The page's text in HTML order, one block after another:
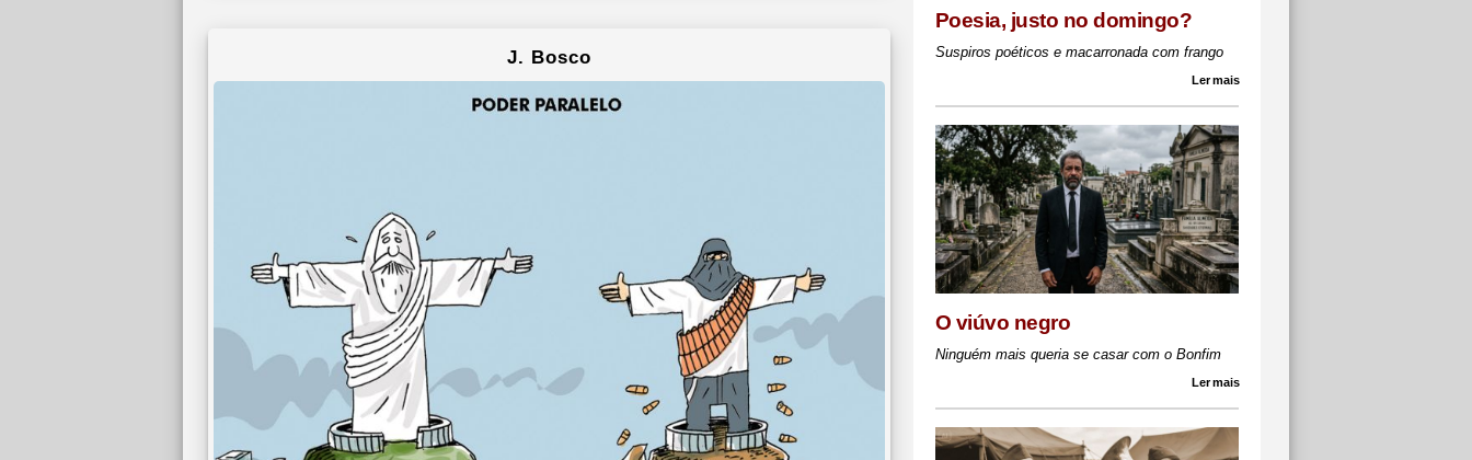
J. Bosco
Poesia, justo no domingo?
Suspiros poéticos e macarronada com frango
Ler mais
O viúvo negro
Ninguém mais queria se casar com o Bonfim
Ler mais